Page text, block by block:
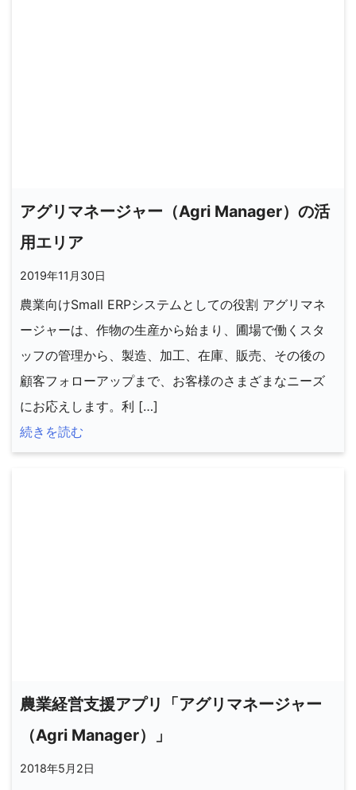
アグリマネージャー（Agri Manager）の活
用エリア
2019年11月30日
農業向けSmall ERPシステムとしての役割 アグリマネ
ージャーは、作物の生産から始まり、圃場で働くスタ
ッフの管理から、製造、加工、在庫、販売、その後の
顧客フォローアップまで、お客様のさまざまなニーズ
にお応えします。利 […]
続きを読む
農業経営支援アプリ「アグリマネージャー
（Agri Manager）」
2018年5月2日